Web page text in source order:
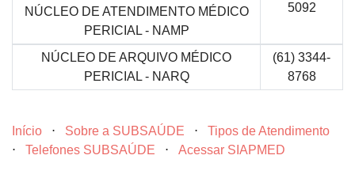
5092
NÚCLEO DE ATENDIMENTO MÉDICO
PERICIAL - NAMP
NÚCLEO DE ARQUIVO MÉDICO
PERICIAL - NARQ
(61) 3344-
8768
Início ⋅ Sobre a SUBSAÚDE ⋅
Tipos de Atendimento
⋅
Telefones SUBSAÚDE ⋅ Acessar SIAPMED